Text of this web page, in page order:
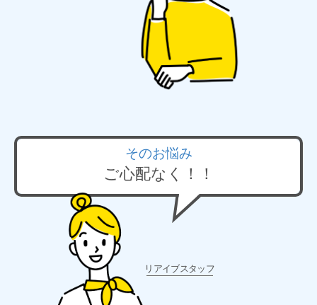
そのお悩み
ご心配なく！！
リアイブスタッフ